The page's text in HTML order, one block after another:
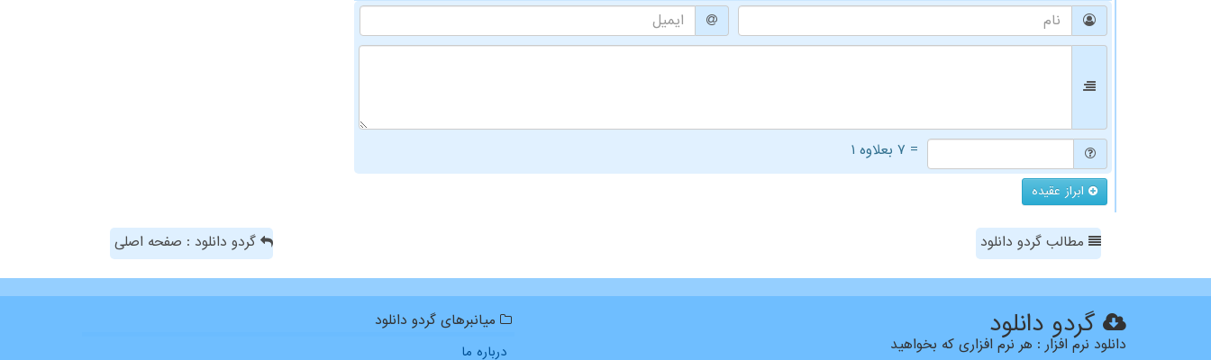
= ۷ بعلاوه ۱
ابراز عقیده
مطالب گردو دانلود گردو دانلود : صفحه اصلی
گردو دانلود
دانلود نرم افزار : هر نرم افزاری که بخواهید
میانبرهای گردو دانلود
درباره ما